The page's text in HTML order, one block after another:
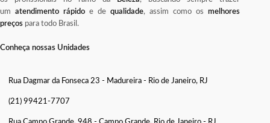
um atendimento rápido e de qualidade, assim como os melhores
preços para todo Brasil.
Conheça nossas Unidades
Rua Dagmar da Fonseca 23 - Madureira - Rio de Janeiro, RJ
(21) 99421-7707